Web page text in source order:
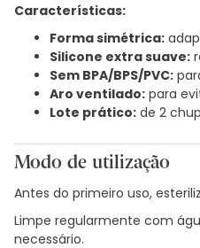
Características:
Forma simétrica:
Silicone extra suave:
Sem BPA/BPS/PVC:
Aro ventilado: para
Lote prático: de 2
Modo de utilização
Antes do primeiro uso,
Limpe regularmente com
necessário.